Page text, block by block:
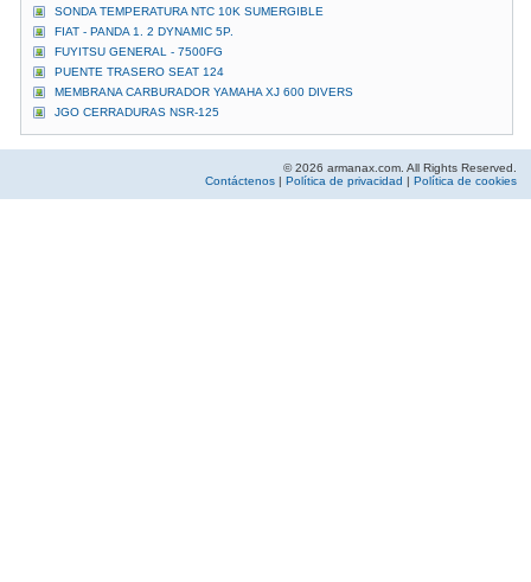
SONDA TEMPERATURA NTC 10K SUMERGIBLE
FIAT - PANDA 1. 2 DYNAMIC 5P.
FUYITSU GENERAL - 7500FG
PUENTE TRASERO SEAT 124
MEMBRANA CARBURADOR YAMAHA XJ 600 DIVERS
JGO CERRADURAS NSR-125
© 2026 armanax.com. All Rights Reserved.
Contáctenos | Política de privacidad | Política de cookies